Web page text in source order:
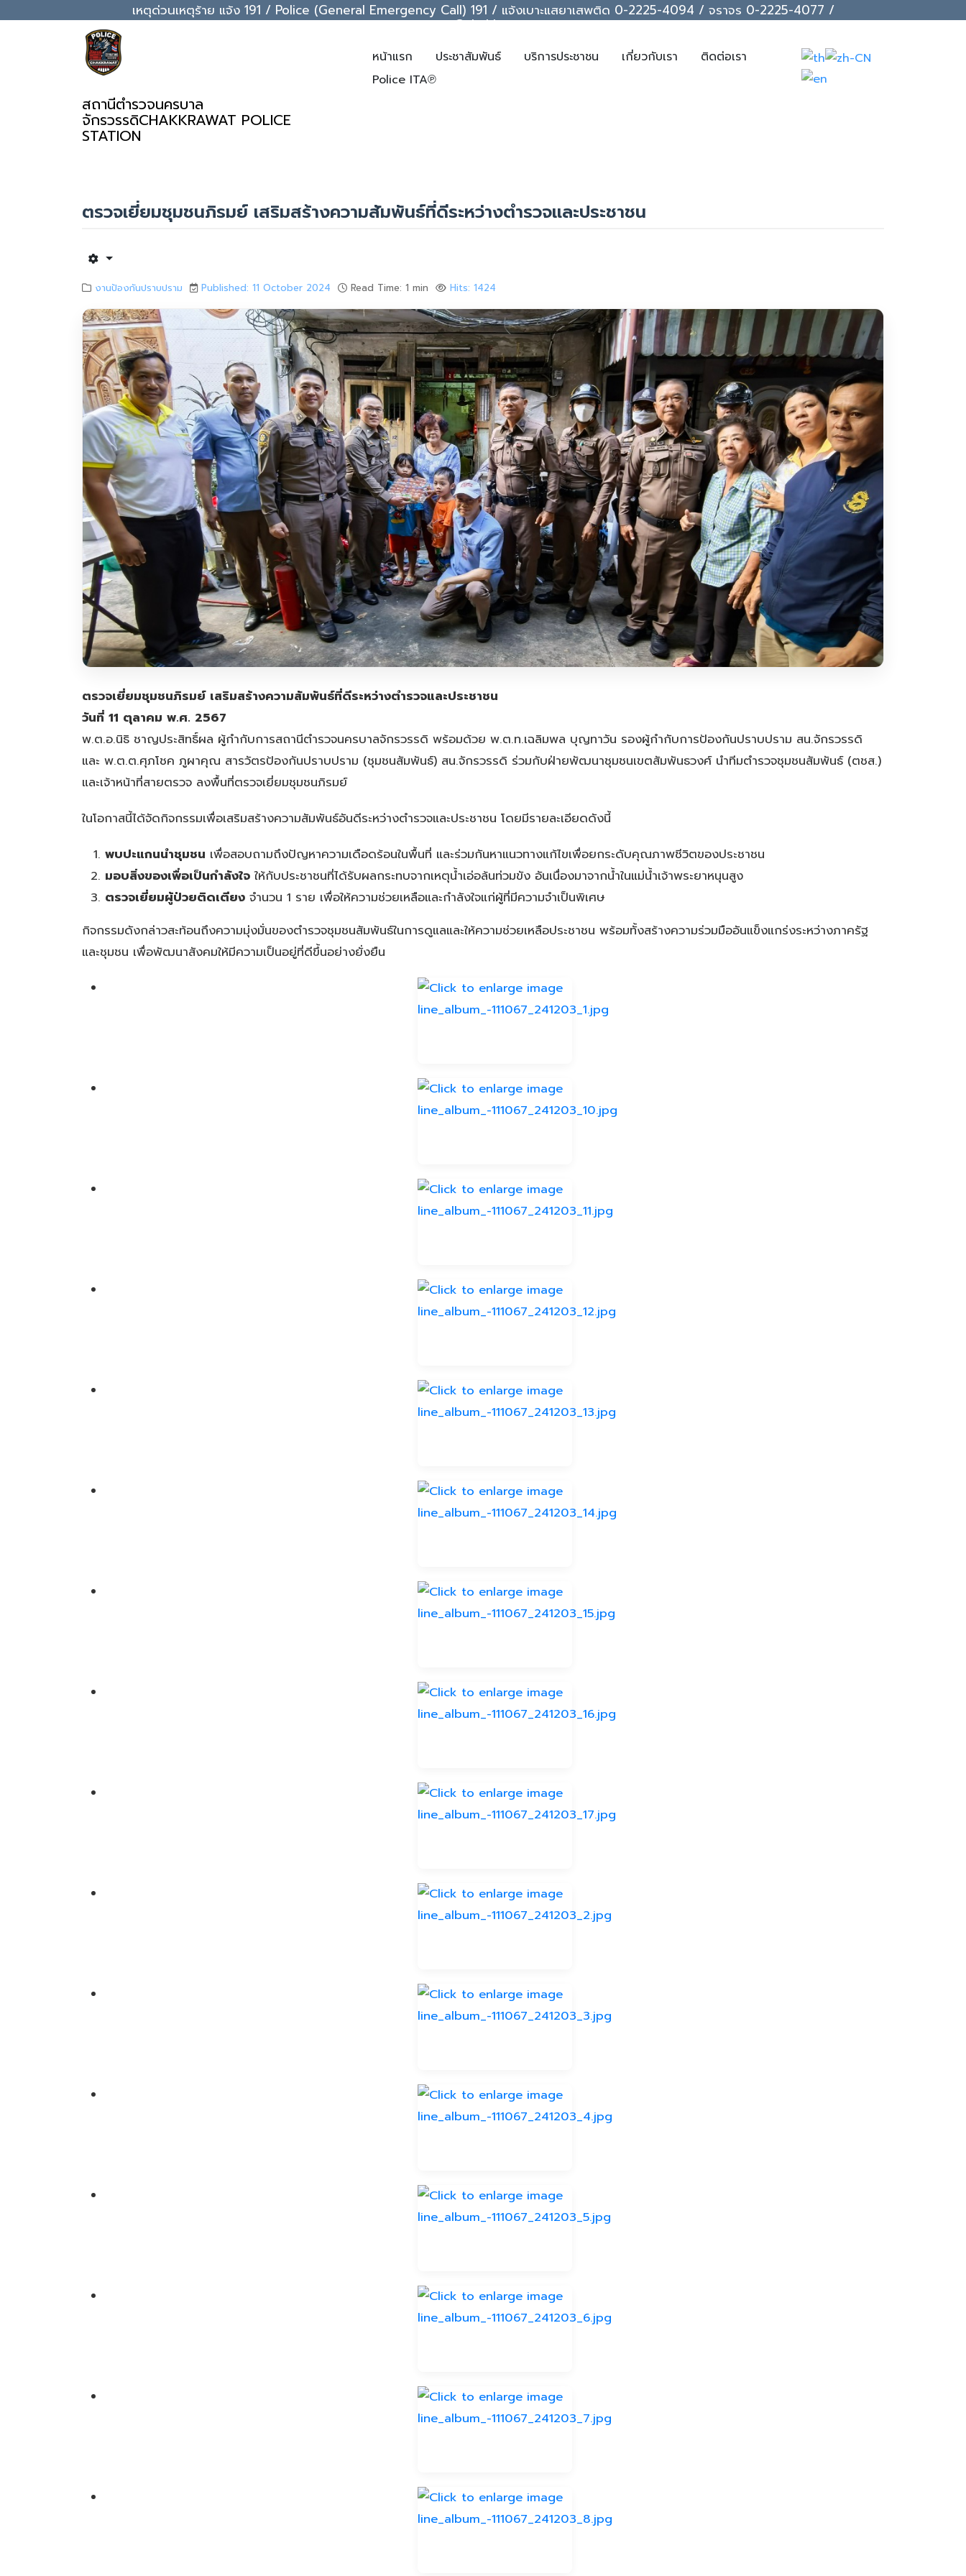
เหตุด่วนเหตุร้าย แจ้ง 191 / Police (General Emergency Call) 191 / แจ้งเบาะแสยาเสพติด 0-2225-4094 / จราจร 0-2225-4077 /
support@chakkrawat.com
สถานีตำรวจนครบาล
จักรวรรดิCHAKKRAWAT POLICE
STATION
หน้าแรก ประชาสัมพันธ์ บริการประชาชน เกี่ยวกับเรา
ติดต่อเรา
Police ITA℗
ตรวจเยี่ยมชุมชนภิรมย์ เสริมสร้างความสัมพันธ์ที่ดีระหว่างตำรวจและประชาชน
งานป้องกันปราบปราม Published: 11 October 2024 Read Time: 1 min Hits: 1424
ตรวจเยี่ยมชุมชนภิรมย์ เสริมสร้างความสัมพันธ์ที่ดีระหว่างตำรวจและประชาชน
วันที่ 11 ตุลาคม พ.ศ. 2567
พ.ต.อ.นิธิ ชาญประสิทธิ์ผล ผู้กำกับการสถานีตำรวจนครบาลจักรวรรดิ พร้อมด้วย พ.ต.ท.เฉลิมพล บุญทาวัน รองผู้กำกับการป้องกันปราบปราม สน.จักรวรรดิ
และ พ.ต.ต.ศุภโชค ภูผาคุณ สารวัตรป้องกันปราบปราม (ชุมชนสัมพันธ์) สน.จักรวรรดิ ร่วมกับฝ่ายพัฒนาชุมชนเขตสัมพันธวงศ์ นำทีมตำรวจชุมชนสัมพันธ์ (ตชส.)
และเจ้าหน้าที่สายตรวจ ลงพื้นที่ตรวจเยี่ยมชุมชนภิรมย์
ในโอกาสนี้ได้จัดกิจกรรมเพื่อเสริมสร้างความสัมพันธ์อันดีระหว่างตำรวจและประชาชน โดยมีรายละเอียดดังนี้
พบปะแกนนำชุมชน เพื่อสอบถามถึงปัญหาความเดือดร้อนในพื้นที่ และร่วมกันหาแนวทางแก้ไขเพื่อยกระดับคุณภาพชีวิตของประชาชน
มอบสิ่งของเพื่อเป็นกำลังใจ ให้กับประชาชนที่ได้รับผลกระทบจากเหตุน้ำเอ่อล้นท่วมขัง อันเนื่องมาจากน้ำในแม่น้ำเจ้าพระยาหนุนสูง
ตรวจเยี่ยมผู้ป่วยติดเตียง จำนวน 1 ราย เพื่อให้ความช่วยเหลือและกำลังใจแก่ผู้ที่มีความจำเป็นพิเศษ
กิจกรรมดังกล่าวสะท้อนถึงความมุ่งมั่นของตำรวจชุมชนสัมพันธ์ในการดูแลและให้ความช่วยเหลือประชาชน พร้อมทั้งสร้างความร่วมมืออันแข็งแกร่งระหว่างภาครัฐ
และชุมชน เพื่อพัฒนาสังคมให้มีความเป็นอยู่ที่ดีขึ้นอย่างยั่งยืน